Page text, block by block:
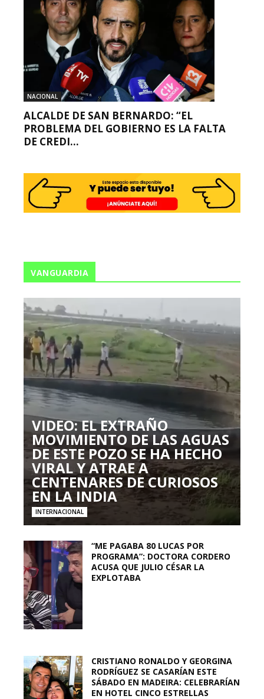
NACIONAL
ALCALDE DE SAN BERNARDO: “EL
PROBLEMA DEL GOBIERNO ES LA FALTA
DE CREDI...
VANGUARDIA
VIDEO: EL EXTRAÑO
MOVIMIENTO DE LAS AGUAS
DE ESTE POZO SE HA HECHO
VIRAL Y ATRAE A
CENTENARES DE CURIOSOS
EN LA INDIA
INTERNACIONAL
“ME PAGABA 80 LUCAS POR
PROGRAMA”: DOCTORA CORDERO
ACUSA QUE JULIO CÉSAR LA
EXPLOTABA
CRISTIANO RONALDO Y GEORGINA
RODRÍGUEZ SE CASARÍAN ESTE
SÁBADO EN MADEIRA: CELEBRARÍAN
EN HOTEL CINCO ESTRELLAS